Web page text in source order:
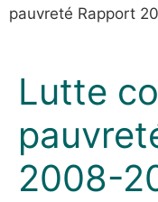
pauvreté Rapport
Lutte
2008-